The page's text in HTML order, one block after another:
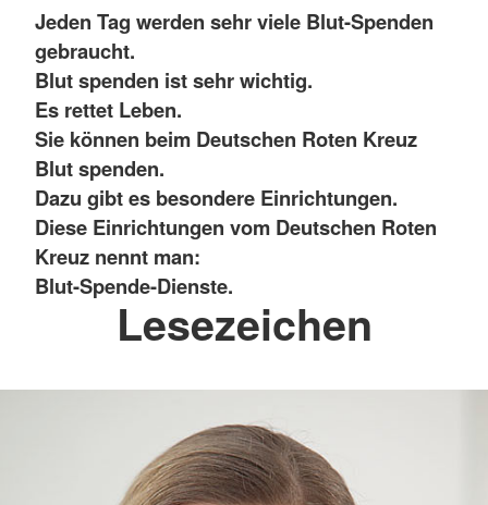
Jeden Tag werden sehr viele Blut-Spenden
gebraucht.
Blut spenden ist sehr wichtig.
Es rettet Leben.
Sie können beim Deutschen Roten Kreuz
Blut spenden.
Dazu gibt es besondere Einrichtungen.
Diese Einrichtungen vom Deutschen Roten
Kreuz nennt man:
Blut-Spende-Dienste.
Lesezeichen